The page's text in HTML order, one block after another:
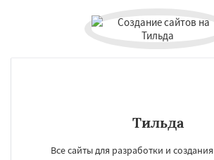
Тильда
Все сайты для разработки и